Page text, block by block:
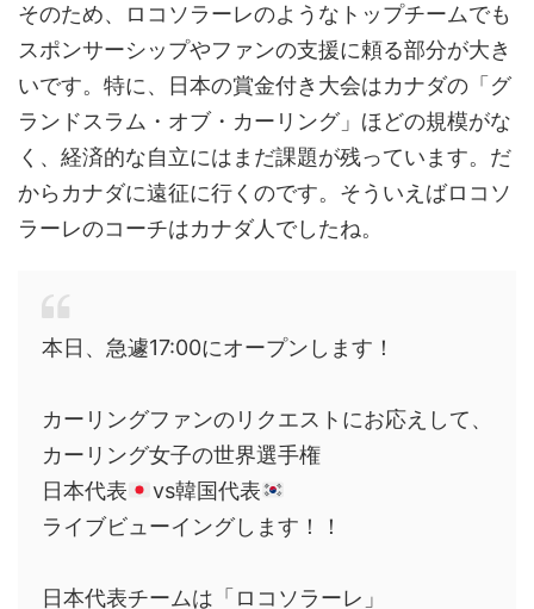
そのため、ロコソラーレのようなトップチームでも
スポンサーシップやファンの支援に頼る部分が大き
いです。特に、日本の賞金付き大会はカナダの「グ
ランドスラム・オブ・カーリング」ほどの規模がな
く、経済的な自立にはまだ課題が残っています。だ
からカナダに遠征に行くのです。そういえばロコソ
ラーレのコーチはカナダ人でしたね。
本日、急遽17:00にオープンします！
カーリングファンのリクエストにお応えして、
カーリング女子の世界選手権
日本代表
vs韓国代表
ライブビューイングします！！
日本代表チームは「ロコソラーレ」